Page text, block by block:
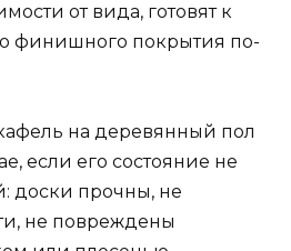
от вида, готовят к
финишного покрытия по-
на деревянный пол
если его состояние не
доски прочны, не
не повреждены